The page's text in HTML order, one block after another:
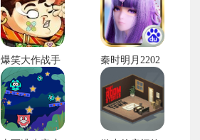
爆笑大作战手
游免费版
秦时明月2202
6新版